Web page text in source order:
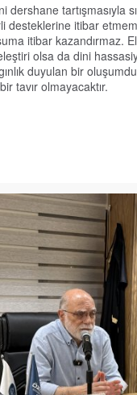
tartışmasıyla
desteklerine itibar
itibar kazandırmaz.
olsa da dini
duyulan bir
tavır olmayacaktır.